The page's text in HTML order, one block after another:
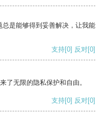
是能够得到妥善解决，让我能
支持[0] 反对[0]
了无限的隐私保护和自由。
支持[0] 反对[0]